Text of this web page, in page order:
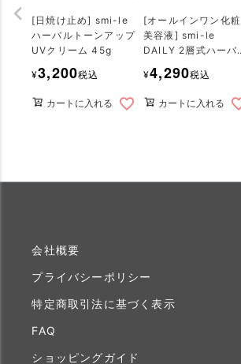
[日焼け止め] smi-le
ハーバルトーンアップ
UVクリーム 45g
¥3,200税込
カートに入れる
[オールインワン化粧
美容液] smi-le
DAILY 2層式ハーバ
ル化粧美容液 100ml
¥4,290税込
カートに入れる
会社概要
プライバシーポリシー
特定商取引法に基づく表示
FAQ
ショッピングガイド